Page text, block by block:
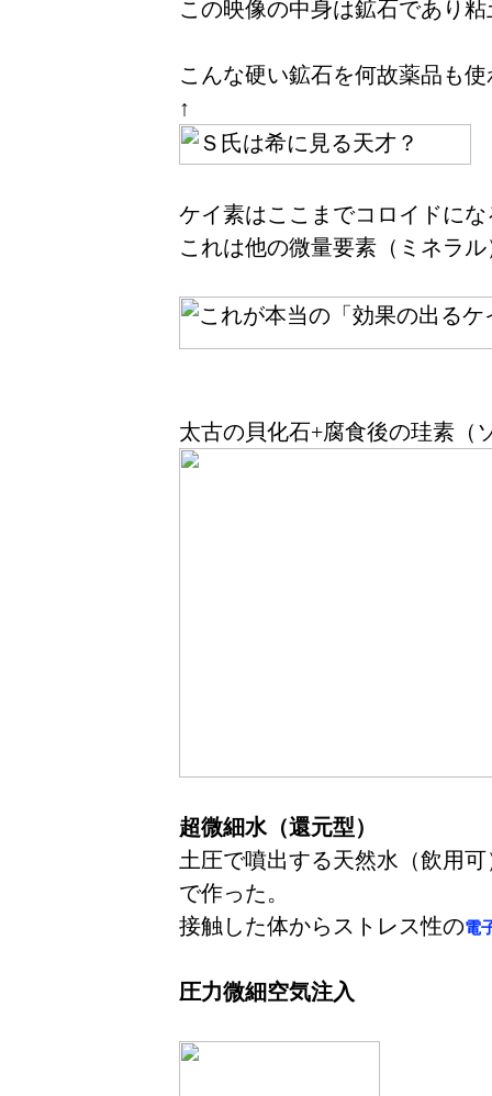
この映像の中身は鉱石であり
こんな硬い鉱石を何故薬品も
↑
ケイ素はここまでコロイドにな
これは他の微量要素（ミネラ
太古の貝化石+腐食後の珪素（
超微細水（還元型）
土圧で噴出する天然水（飲用
で作った。
接触した体からストレス性の電
圧力微細空気注入